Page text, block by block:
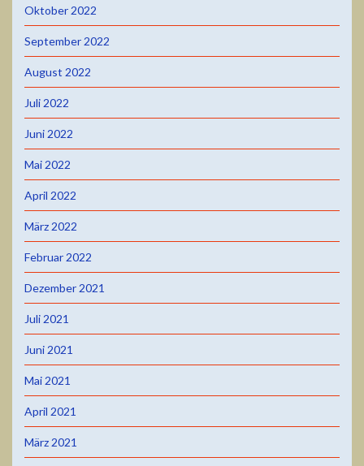
Oktober 2022
September 2022
August 2022
Juli 2022
Juni 2022
Mai 2022
April 2022
März 2022
Februar 2022
Dezember 2021
Juli 2021
Juni 2021
Mai 2021
April 2021
März 2021